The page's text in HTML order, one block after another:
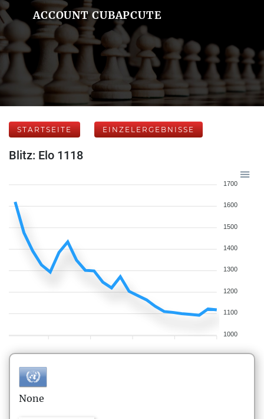
ACCOUNT CUBAPCUTE
STARTSEITE EINZELERGEBNISSE
Blitz: Elo 1118
1700
1600
1500
1400
1300
1200
1100
1000
None